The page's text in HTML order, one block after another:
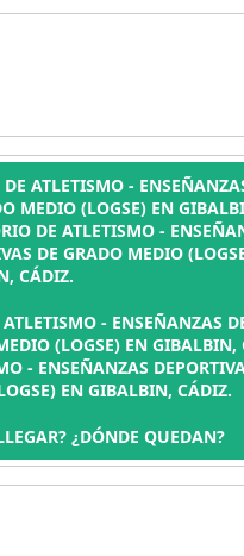
ATLETISMO -
MEDIO (LOGSE) EN
DE ATLETISMO -
DE GRADO MEDIO
CÁDIZ.
- ENSEÑANZAS
(LOGSE) EN GIBALBIN,
- ENSEÑANZAS
EN GIBALBIN, CÁDIZ.
¿DÓNDE QUEDAN?